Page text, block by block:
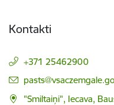
Kontakti
+371 25462900
E-pasts:
"Smiltaiņi", Iecava,